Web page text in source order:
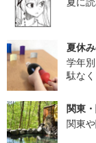
夏休
学年
駄な
関東
関東